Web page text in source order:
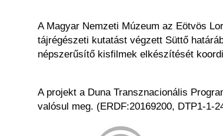
A Magyar Nemzeti Múzeum az Eötvös
tájrégészeti kutatást végzett Süttő
népszerűsítő kisfilmek elkészítését
A projekt a Duna Transznacionális
valósul meg. (ERDF:20169200, DTP1-1-